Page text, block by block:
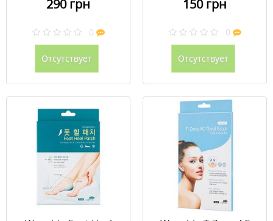
290 грн
0
Отсутствует
150 грн
0
Отсутствует